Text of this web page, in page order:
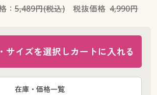
： 5,489円(税込)税抜価格 4,990円
サイズを選択しカートに入れる
在庫・価格一覧